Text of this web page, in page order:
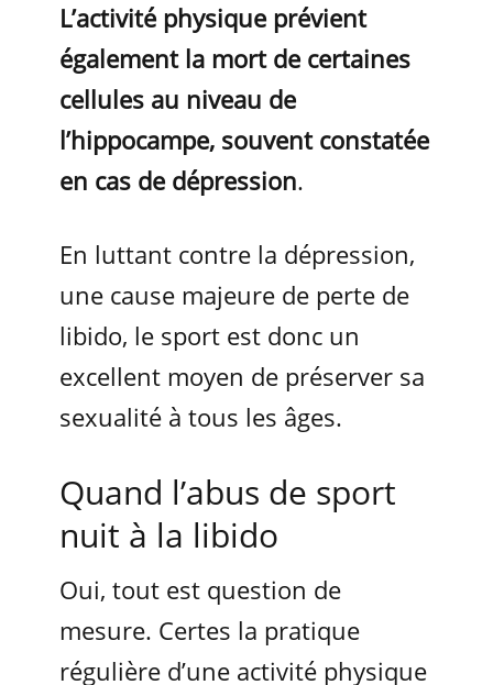
L’activité physique prévient
également la mort de certaines
cellules au niveau de
l’hippocampe, souvent constatée
en cas de dépression.
En luttant contre la dépression,
une cause majeure de perte de
libido, le sport est donc un
excellent moyen de préserver sa
sexualité à tous les âges.
Quand l’abus de sport
nuit à la libido
Oui, tout est question de
mesure. Certes la pratique
régulière d’une activité physique